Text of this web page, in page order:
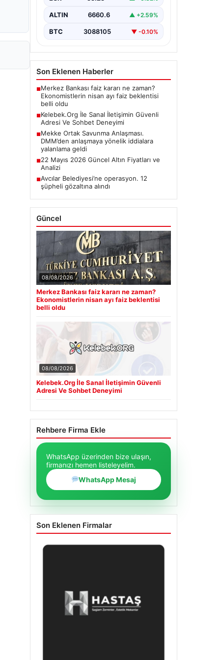
ALTIN 6660.6 ▲ +2.59%
BTC 3088105 ▼ -0.10%
Son Eklenen Haberler
■Merkez Bankası faiz kararı ne zaman?
Ekonomistlerin nisan ayı faiz beklentisi
belli oldu
■Kelebek.Org İle Sanal İletişimin Güvenli
Adresi Ve Sohbet Deneyimi
■Mekke Ortak Savunma Anlaşması.
DMM’den anlaşmaya yönelik iddialara
yalanlama geldi
■22 Mayıs 2026 Güncel Altın Fiyatları ve
Analizi
■Avcılar Belediyesi’ne operasyon. 12
şüpheli gözaltına alındı
Güncel
08/08/2026
Merkez Bankası faiz kararı ne zaman?
Ekonomistlerin nisan ayı faiz beklentisi
belli oldu
08/08/2026
Kelebek.Org İle Sanal İletişimin Güvenli
Adresi Ve Sohbet Deneyimi
Rehbere Firma Ekle
WhatsApp üzerinden bize ulaşın,
firmanızı hemen listeleyelim.
WhatsApp Mesaj
Son Eklenen Firmalar